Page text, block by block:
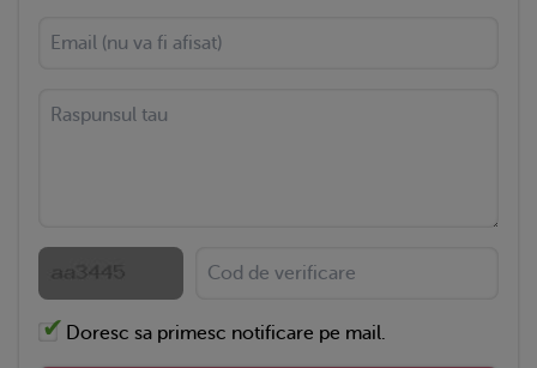
Doresc sa primesc notificare pe mail.